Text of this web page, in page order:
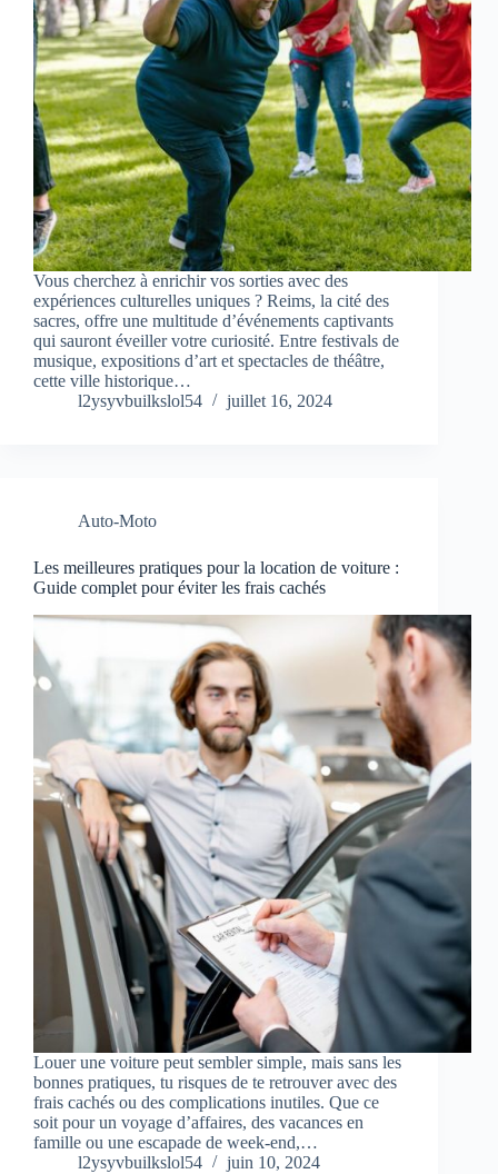
Vous cherchez à enrichir vos sorties avec des
expériences culturelles uniques ? Reims, la cité des
sacres, offre une multitude d’événements captivants
qui sauront éveiller votre curiosité. Entre festivals de
musique, expositions d’art et spectacles de théâtre,
cette ville historique…
l2ysyvbuilkslol54
juillet 16, 2024
Auto-Moto
Les meilleures pratiques pour la location de voiture :
Guide complet pour éviter les frais cachés
Louer une voiture peut sembler simple, mais sans les
bonnes pratiques, tu risques de te retrouver avec des
frais cachés ou des complications inutiles. Que ce
soit pour un voyage d’affaires, des vacances en
famille ou une escapade de week-end,…
l2ysyvbuilkslol54
juin 10, 2024